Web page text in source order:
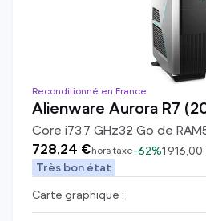
Reconditionné en France
Alienware Aurora R7
Core i73.7 GHz32 Go de RAM
728,24 €hors taxe-62%1
Très bon état
Carte graphique :